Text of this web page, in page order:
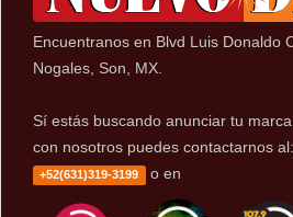
Encuentranos en Blvd Luis Donaldo
Nogales, Son, MX.
Sí estás buscando anunciar tu
con nosotros puedes contactarnos al:
+52(631)319-3199 o en